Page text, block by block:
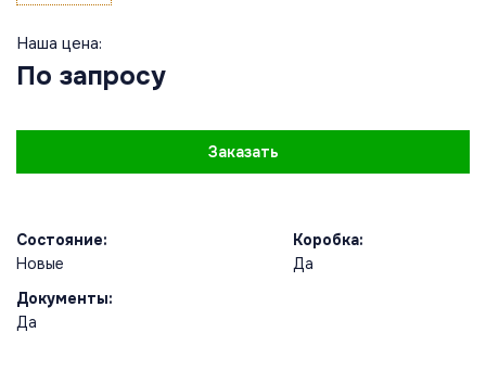
Наша цена:
По запросу
Заказать
Состояние:
Новые
Коробка:
Да
Документы:
Да